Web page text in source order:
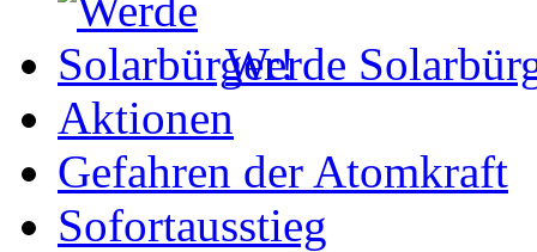
Werde
Aktionen
Gefahren der Atomkraft
Sofortausstieg